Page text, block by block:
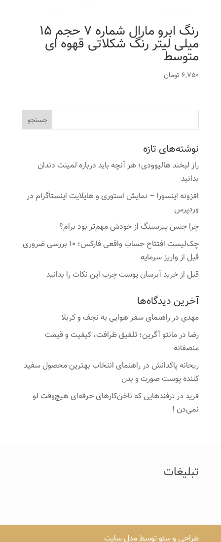
رنگ ابرو مارال شماره 7 حجم 15
میلی لیتر رنگ شکلاتی قهوه ای
متوسط
6,750 تومان
نوشته‌های تازه
راز لبخند هالیوودی؛ هر آنچه باید درباره لمینت دندان
بدانید
افزونه اینسورا – نمایش استوری و هایلایت اینستاگرام در
وردپرس
چرا جنس پیرسینگ از خودش مهم‌تر بود برام؟
چک‌لیست افتتاح حساب واقعی فارکس؛ ۱۰ بررسی ضروری
قبل از واریز سرمایه
قبل از خرید آبرسان پوست چرب این نکات را بدانید
آخرین دیدگاه‌ها
مهدیدرراهنمای سفر هوایی به نجف و کربلا
رضا درمانتو آگرین؛ تلفیق ظرافت، کیفیت و قیمت
منصفانه
ریحانه پاکدانشدرراهنمای انتخاب بهترین محصول سفید
کننده پوست صورت و بدن
فریددرترفندهایی که ناخن‌کارهای حرفه‌ای هیچ‌وقت لو
نمی‌دن !
تبلیغات
طراحی و سئو توسط مدل سایت